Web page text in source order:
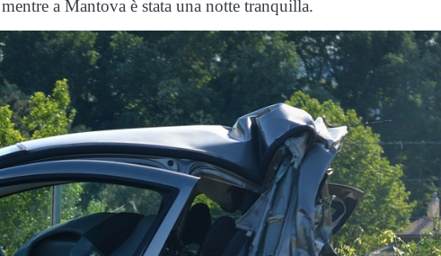
a Mantova è stata una notte tranquilla.